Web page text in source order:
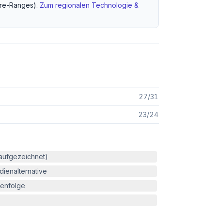
Ranges). Zum regionalen Technologie &
27/31
23/24